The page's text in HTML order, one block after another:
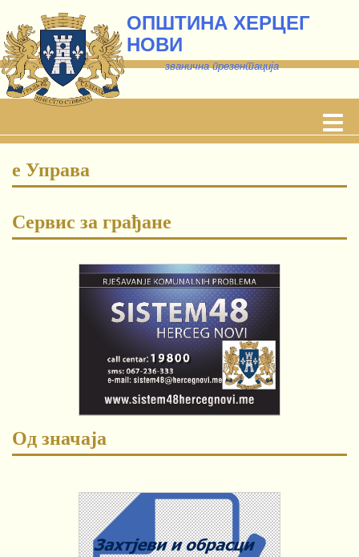
ОПШТИНА ХЕРЦЕГ
НОВИ
званична презентација
е Управа
Сервис за грађане
Од значаја